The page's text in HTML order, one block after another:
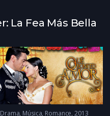
La Fea Más Bella
Drama, Música, Romance 2013